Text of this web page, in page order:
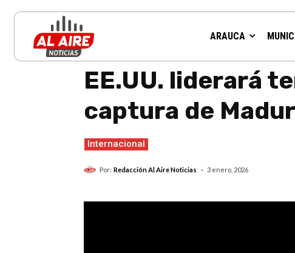
ARAUCA
Inicio
EE.UU. liderará
captura de
Internacional
Por: Redacción Al Aire Noticias - 3 enero, 2026